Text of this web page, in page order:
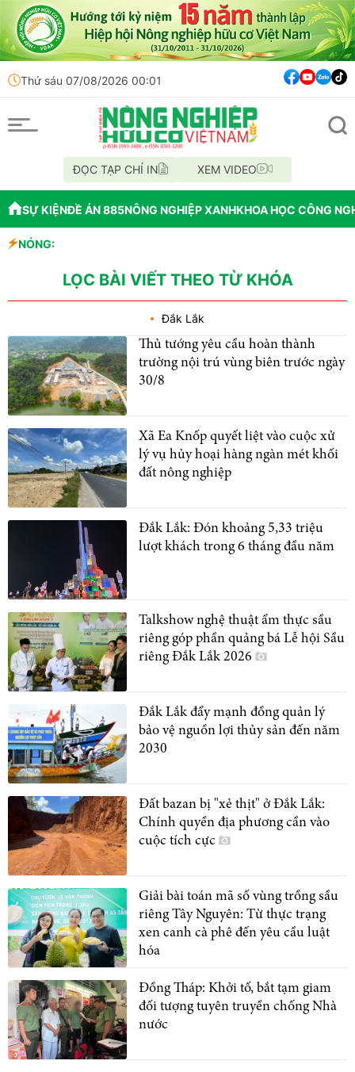
Thứ sáu 07/08/2026 00:01
ĐỌC TẠP CHÍ IN XEM VIDEO
SỰ KIỆNĐỀ ÁN 885NÔNG NGHIỆP XANHKHOA HỌC CÔNG
NÓNG:
Đức
LỌC BÀI VIẾT THEO TỪ KHÓA
Đắk Lắk
Thủ tướng yêu cầu hoàn thành
trường nội trú vùng biên trước ngày
30/8
Xã Ea Knốp quyết liệt vào cuộc xử
lý vụ hủy hoại hàng ngàn mét khối
đất nông nghiệp
Đắk Lắk: Đón khoảng 5,33 triệu
lượt khách trong 6 tháng đầu năm
Talkshow nghệ thuật ẩm thực sầu
riêng góp phần quảng bá Lễ hội Sầu
riêng Đắk Lắk 2026
Đắk Lắk đẩy mạnh đồng quản lý
bảo vệ nguồn lợi thủy sản đến năm
2030
Đất bazan bị "xẻ thịt" ở Đắk Lắk:
Chính quyền địa phương cần vào
cuộc tích cực
Giải bài toán mã số vùng trồng sầu
riêng Tây Nguyên: Từ thực trạng
xen canh cà phê đến yêu cầu luật
hóa
Đồng Tháp: Khởi tố, bắt tạm giam
đối tượng tuyên truyền chống Nhà
nước